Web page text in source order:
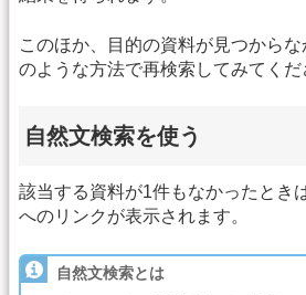
このほか、目的の資料が見つから
のような方法で再検索してみてくだ
自然文検索を使う
該当する資料が1件もなかったとき
へのリンクが表示されます。
自然文検索とは